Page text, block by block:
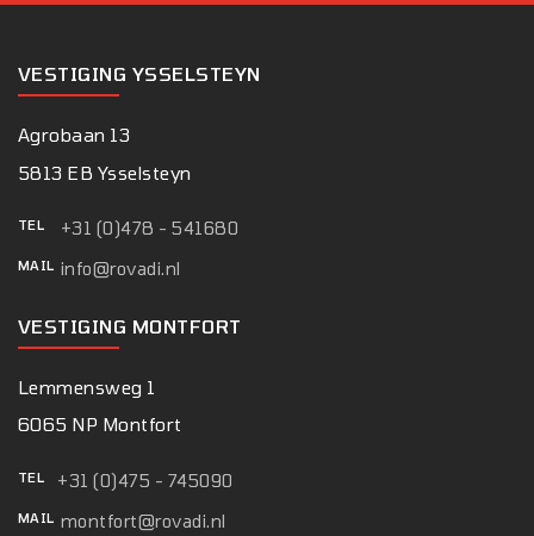
VESTIGING YSSELSTEYN
Agrobaan 13
5813 EB Ysselsteyn
TEL +31 (0)478 - 541680
MAIL info@rovadi.nl
VESTIGING MONTFORT
Lemmensweg 1
6065 NP Montfort
TEL +31 (0)475 - 745090
MAIL montfort@rovadi.nl